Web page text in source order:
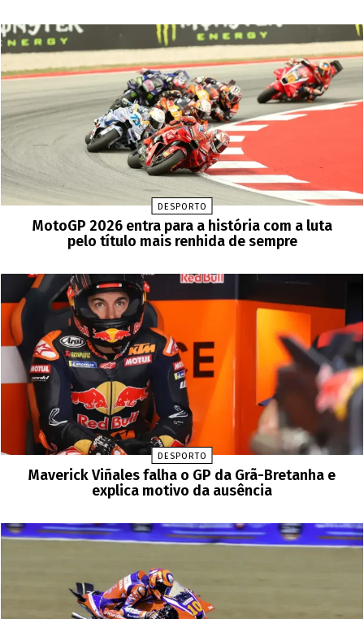
DESPORTO
MotoGP 2026 entra para a história com a luta
pelo título mais renhida de sempre
DESPORTO
Maverick Viñales falha o GP da Grã-Bretanha e
explica motivo da ausência